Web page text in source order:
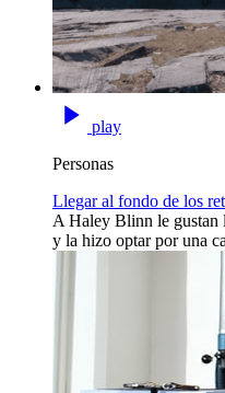
play
Personas
Llegar al fondo de los
A Haley Blinn le gustan
y la hizo optar por una